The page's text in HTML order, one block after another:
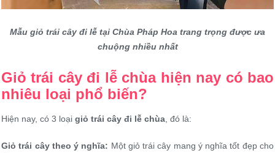
Mẫu giỏ trái cây đi lễ tại Chùa Pháp Hoa trang trọng được ưa
chuộng nhiều nhất
Giỏ trái cây đi lễ chùa hiện nay có bao
nhiêu loại phổ biến?
Hiện nay, có 3 loại giỏ trái cây đi lễ chùa , đó là:
Giỏ trái cây theo ý nghĩa: Một giỏ trái cây mang ý nghĩa tốt đẹp cho